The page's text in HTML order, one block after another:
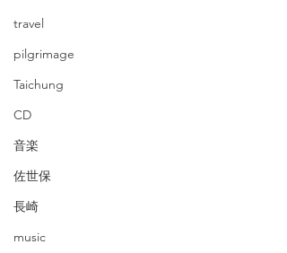
travel
pilgrimage
Taichung
CD
音楽
佐世保
長崎
music